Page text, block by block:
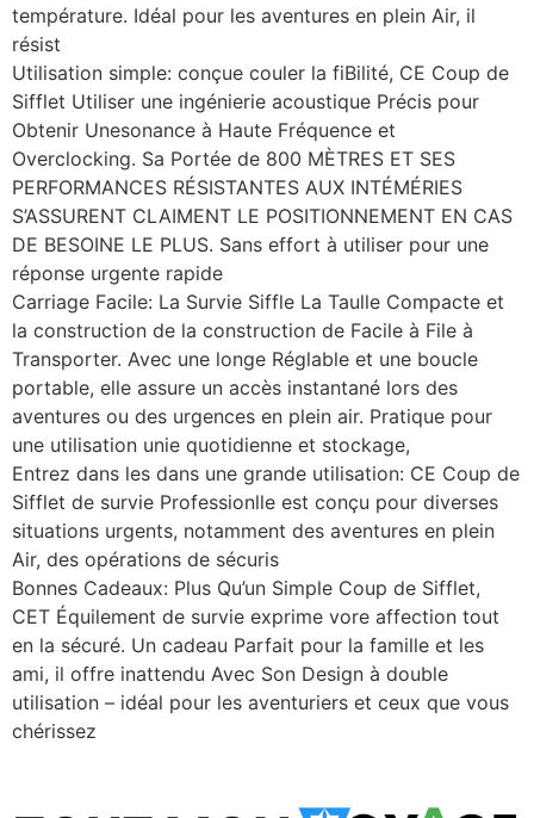
température. Idéal pour les aventures en plein Air, il
résist
Utilisation simple: conçue couler la fiBilité, CE Coup de
Sifflet Utiliser une ingénierie acoustique Précis pour
Obtenir Unesonance à Haute Fréquence et
Overclocking. Sa Portée de 800 MÈTRES ET SES
PERFORMANCES RÉSISTANTES AUX INTÉMÉRIES
S’ASSURENT CLAIMENT LE POSITIONNEMENT EN CAS
DE BESOINE LE PLUS. Sans effort à utiliser pour une
réponse urgente rapide
Carriage Facile: La Survie Siffle La Taulle Compacte et
la construction de la construction de Facile à File à
Transporter. Avec une longe Réglable et une boucle
portable, elle assure un accès instantané lors des
aventures ou des urgences en plein air. Pratique pour
une utilisation unie quotidienne et stockage,
Entrez dans les dans une grande utilisation: CE Coup de
Sifflet de survie Professionlle est conçu pour diverses
situations urgents, notamment des aventures en plein
Air, des opérations de sécuris
Bonnes Cadeaux: Plus Qu’un Simple Coup de Sifflet,
CET Équilement de survie exprime vore affection tout
en la sécuré. Un cadeau Parfait pour la famille et les
ami, il offre inattendu Avec Son Design à double
utilisation – idéal pour les aventuriers et ceux que vous
chérissez